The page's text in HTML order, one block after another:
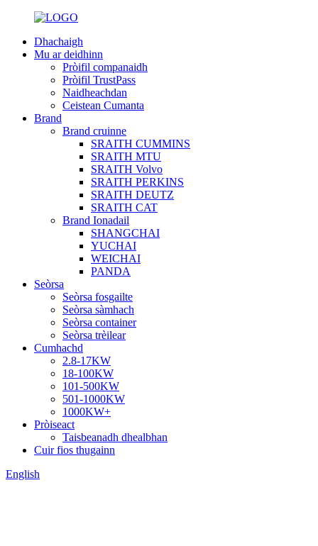
Dhachaigh
Mu ar deidhinn
Pròifil companaidh
Pròifil TrustPass
Naidheachdan
Ceistean Cumanta
Brand
Brand cruinne
SRAITH CUMMINS
SRAITH MTU
SRAITH Volvo
SRAITH PERKINS
SRAITH DEUTZ
SRAITH CAT
Brand Ionadail
SHANGCHAI
YUCHAI
WEICHAI
PANDA
Seòrsa
Seòrsa fosgailte
Seòrsa sàmhach
Seòrsa container
Seòrsa trèilear
Cumhachd
2.8-17KW
18-100KW
101-500KW
501-1000KW
1000KW+
Pròiseact
Taisbeanadh dhealbhan
Cuir fios thugainn
English